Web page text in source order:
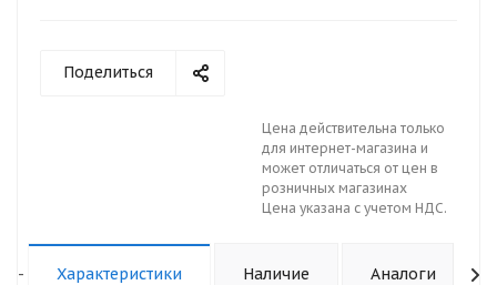
Поделиться
Цена действительна только
для интернет-магазина и
может отличаться от цен в
розничных магазинах
Цена указана с учетом НДС.
- Характеристики Наличие Аналоги